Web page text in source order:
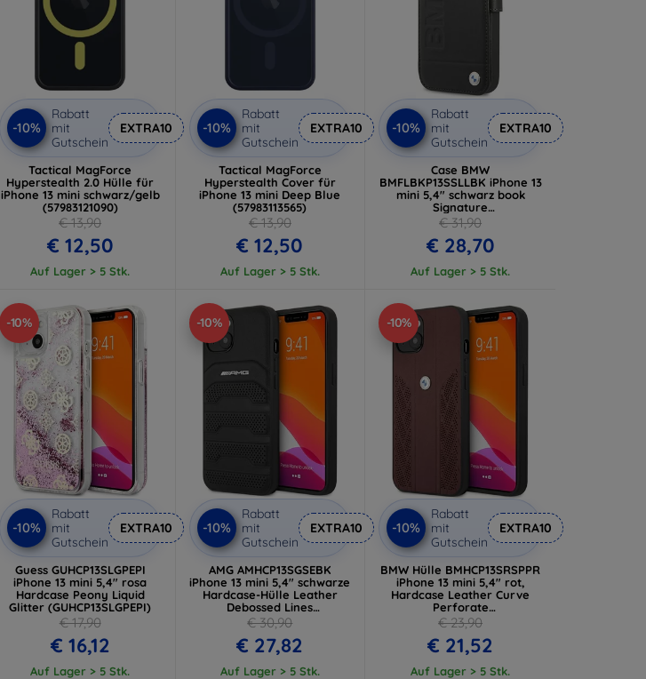
-10%
Rabatt
mit
Gutschein
EXTRA10
Tactical MagForce
Hyperstealth 2.0 Hülle für
iPhone 13 mini schwarz/gelb
(57983121090)
€ 13,90
€ 12,50
Auf Lager > 5 Stk.
-10%
Rabatt
mit
Gutschein
EXTRA10
Tactical MagForce
Hyperstealth Cover für
iPhone 13 mini Deep Blue
(57983113565)
€ 13,90
€ 12,50
Auf Lager > 5 Stk.
-10%
Rabatt
mit
Gutschein
EXTRA10
Case BMW
BMFLBKP13SSLLBK iPhone 13
mini 5,4" schwarz book
Signature
(BMFLBKP13SSLLBK)
€ 31,90
€ 28,70
Auf Lager > 5 Stk.
-10%
-10%
Rabatt
mit
Gutschein
EXTRA10
Guess GUHCP13SLGPEPI
iPhone 13 mini 5,4" rosa
Hardcase Peony Liquid
Glitter (GUHCP13SLGPEPI)
€ 17,90
€ 16,12
Auf Lager > 5 Stk.
-10%
-10%
Rabatt
mit
Gutschein
EXTRA10
AMG AMHCP13SGSEBK
iPhone 13 mini 5,4" schwarze
Hardcase-Hülle Leather
Debossed Lines
(AMHCP13SGSEBK)
€ 30,90
€ 27,82
Auf Lager > 5 Stk.
-10%
-10%
Rabatt
mit
Gutschein
EXTRA10
BMW Hülle BMHCP13SRSPPR
iPhone 13 mini 5,4" rot,
Hardcase Leather Curve
Perforate
(BMHCP13SRSPPR)
€ 23,90
€ 21,52
Auf Lager > 5 Stk.